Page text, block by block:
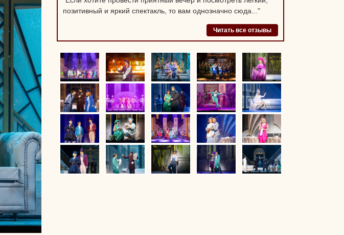
позитивный и яркий спектакль, то вам однозначно сюда..."
Читать все отзывы